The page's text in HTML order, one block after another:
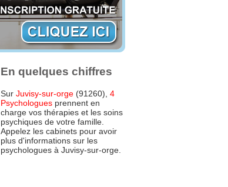
En quelques chiffres
Sur Juvisy-sur-orge (91260), 4
Psychologues prennent en
charge vos thérapies et les soins
psychiques de votre famille.
Appelez les cabinets pour avoir
plus d'informations sur les
psychologues à Juvisy-sur-orge.